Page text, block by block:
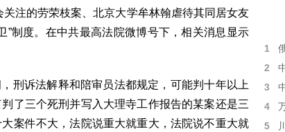
注的劳荣枝案、北京大学牟林翰虐待其同居女友
”制度。在中共最高法院微博号下，相关消息显示
刑诉法解释和陪审员法都规定，可能判十年以上
了三个死刑并写入大理寺工作报告的某案还是三
案件不大，法院说重大就重大，法院说不重大就
1
2
3
4
5